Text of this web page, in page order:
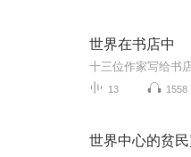
世界在书店中
13 1558
世界中心的贫